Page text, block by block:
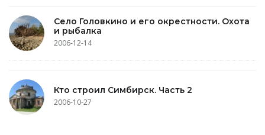
Село Головкино и его окрестности. Охота
и рыбалка
2006-12-14
Кто строил Симбирск. Часть 2
2006-10-27